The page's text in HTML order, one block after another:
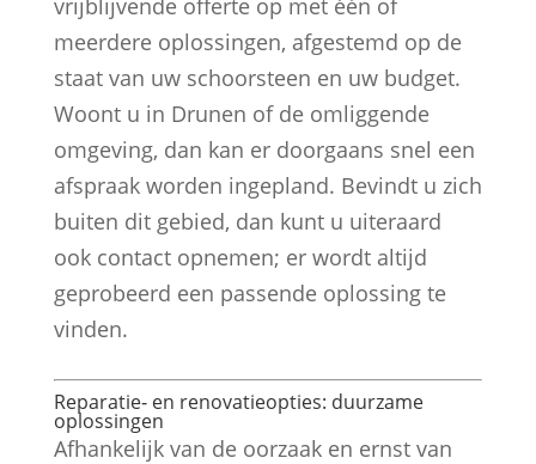
vrijblijvende offerte op met één of
meerdere oplossingen, afgestemd op de
staat van uw schoorsteen en uw budget.
Woont u in Drunen of de omliggende
omgeving, dan kan er doorgaans snel een
afspraak worden ingepland. Bevindt u zich
buiten dit gebied, dan kunt u uiteraard
ook contact opnemen; er wordt altijd
geprobeerd een passende oplossing te
vinden.
Reparatie‑ en renovatieopties: duurzame
oplossingen
Afhankelijk van de oorzaak en ernst van